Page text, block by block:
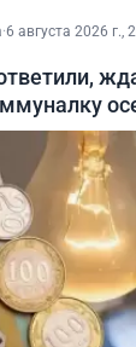
·6 августа 2026 г.,